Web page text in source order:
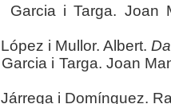
Garcia i Targa. Joan
López i Mullor. Albert.
Garcia i Targa. Joan
Járrega i Domínguez.